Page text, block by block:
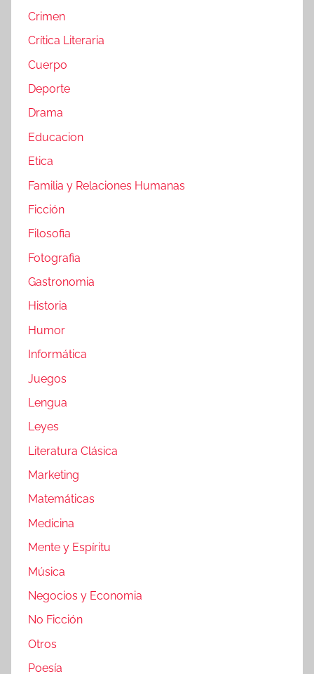
Crimen
Crítica Literaria
Cuerpo
Deporte
Drama
Educacion
Etica
Familia y Relaciones Humanas
Ficción
Filosofia
Fotografia
Gastronomia
Historia
Humor
Informática
Juegos
Lengua
Leyes
Literatura Clásica
Marketing
Matemáticas
Medicina
Mente y Espíritu
Música
Negocios y Economia
No Ficción
Otros
Poesía